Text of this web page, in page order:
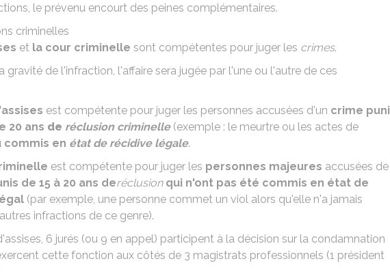
le prévenu encourt des peines complémentaires.
criminelles
et la cour criminelle sont compétentes pour juger les crimes.
gravité de l'infraction, l'affaire sera jugée par l'une ou l'autre de ces
est compétente pour juger les personnes accusées d'un crime puni
20 ans de réclusion criminelle(exemple : le meurtre ou les actes de
commis en état de récidive légale.
est compétente pour juger les personnes majeures accusées de
de 15 à 20 ans deréclusion qui n'ont pas été commis en état de
(par exemple, une personne commet un viol alors qu'elle n'a jamais
infractions de ce genre).
6 jurés (ou 9 en appel) participent à la décision sur la condamnation
cette fonction aux côtés de 3 magistrats professionnels (1 président